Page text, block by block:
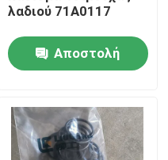
λαδιού 71A0117
Αποστολή